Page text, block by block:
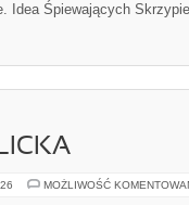
Idea Śpiewających
MOŻLIWOŚĆ